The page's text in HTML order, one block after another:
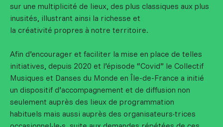
sur une multiplicité de lieux, des plus classiques aux plus
inusités, illustrant ainsi la richesse et
la créativité propres à notre territoire.
Afin d’encourager et faciliter la mise en place de telles
initiatives, depuis 2020 et l’épisode “Covid” le Collectif
Musiques et Danses du Monde en Île-de-France a initié
un dispositif d’accompagnement et de diffusion non
seulement auprès des lieux de programmation
habituels mais aussi auprès des organisateurs·trices